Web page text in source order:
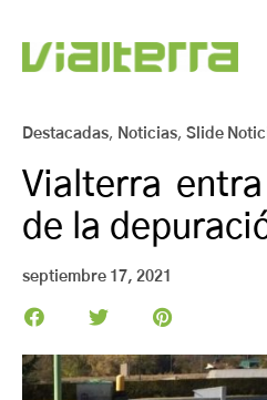
Destacadas, Noticias, Slide
Vialterra
de la
septiembre 17, 2021